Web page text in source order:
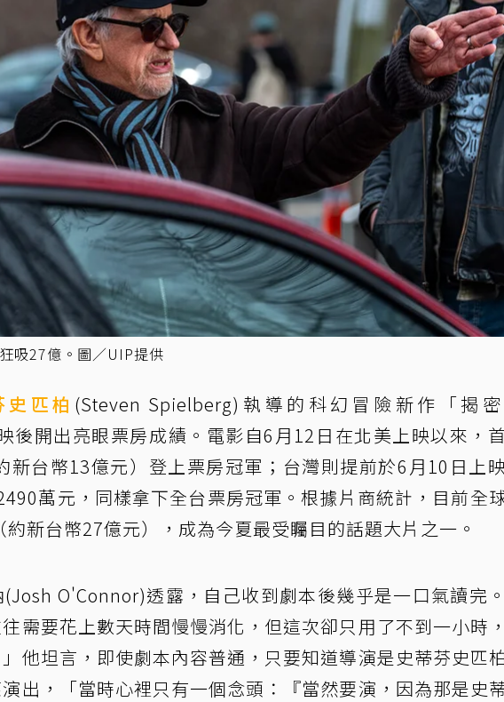
吸27億。圖／UIP提供
史匹柏 (Steven Spielberg)執導的科幻冒險新作「揭密
後開出亮眼票房成績。電影自6月12日在北美上映以來，
新台幣13億元）登上票房冠軍；台灣則提前於6月10日上
萬元，同樣拿下全台票房冠軍。根據片商統計，目前全
新台幣27億元），成為今夏最受矚目的話題大片之一。
O'Connor)透露，自己收到劇本後幾乎是一口氣讀完
需要花上數天時間慢慢消化，但這次卻只用了不到一小時
他坦言，即使劇本內容普通，只要知道導演是史蒂芬史匹
出，「當時心裡只有一個念頭：『當然要演，因為那是史